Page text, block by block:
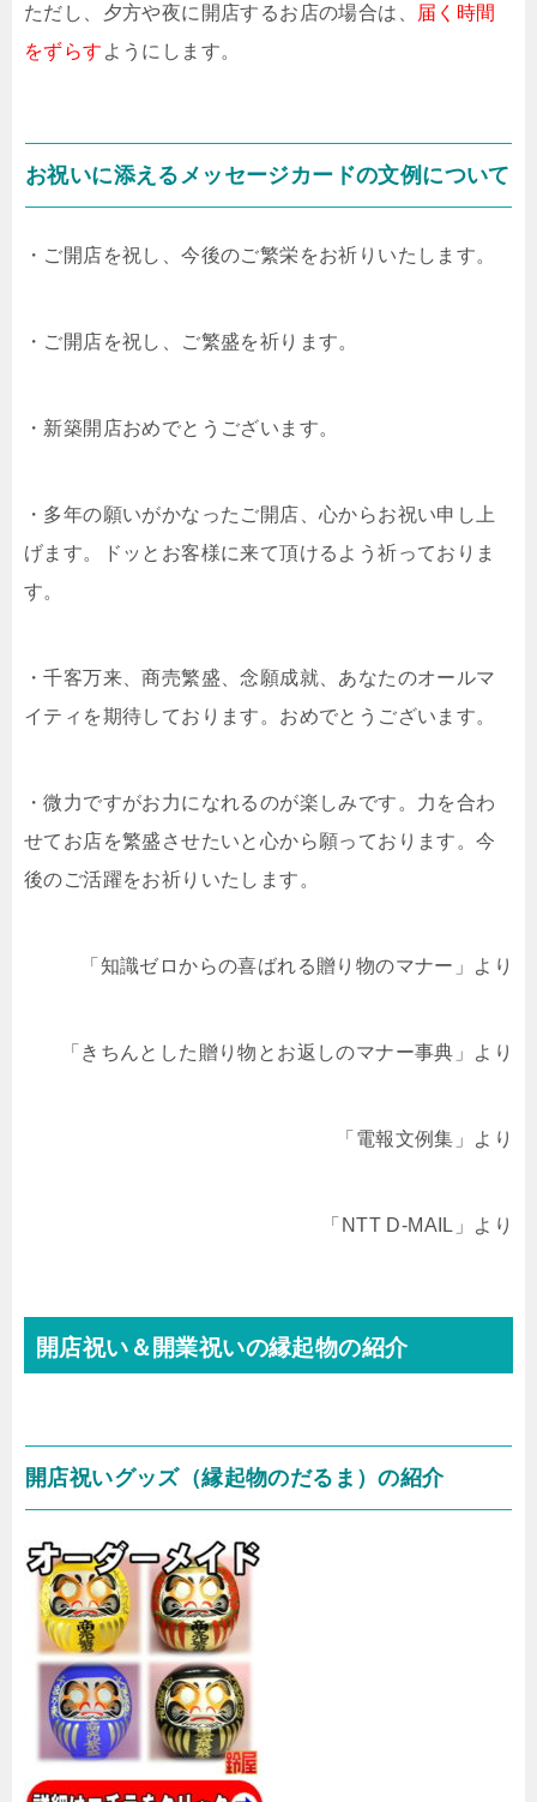
ただし、夕方や夜に開店するお店の場合は、
届く時間
をずらす ようにします。
お祝いに添えるメッセージカードの文例について
・ご開店を祝し、今後のご繁栄をお祈りいたします。
・ご開店を祝し、ご繁盛を祈ります。
・新築開店おめでとうございます。
・多年の願いがかなったご開店、心からお祝い申し上
げます。ドッとお客様に来て頂けるよう祈っておりま
す。
・千客万来、商売繁盛、念願成就、あなたのオールマ
イティを期待しております。おめでとうございます。
・微力ですがお力になれるのが楽しみです。力を合わ
せてお店を繁盛させたいと心から願っております。今
後のご活躍をお祈りいたします。
「知識ゼロからの喜ばれる贈り物のマナー」より
「きちんとした贈り物とお返しのマナー事典」より
「電報文例集」より
「NTT D-MAIL」より
開店祝い＆開業祝いの縁起物の紹介
開店祝いグッズ（縁起物のだるま）の紹介